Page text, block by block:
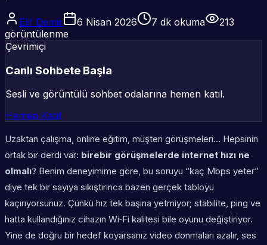
Elif Demir 6 Nisan 2026 7 dk okuma
213
görüntülenme
Çevrimiçi
Canlı Sohbete Başla
Sesli ve görüntülü sohbet odalarına hemen katıl.
Hemen Katıl
Uzaktan çalışma, online eğitim, müşteri görüşmeleri… Hepsinin
ortak bir derdi var: birebir görüşmelerde internet hızı ne
olmalı? Benim deneyimime göre, bu soruyu “kaç Mbps yeter”
diye tek bir sayıya sıkıştırınca bazen gerçek tabloyu
kaçırıyorsunuz. Çünkü hız tek başına yetmiyor; stabilite, ping ve
hatta kullandığınız cihazın Wi‑Fi kalitesi bile oyunu değiştiriyor.
Yine de doğru bir hedef koyarsanız video donmaları azalır, ses